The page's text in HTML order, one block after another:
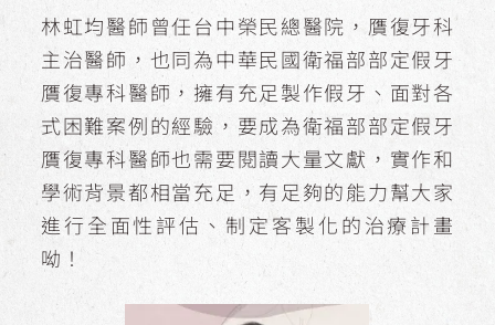
林虹均醫師曾任台中榮民總醫院，贋復牙科
主治醫師，也同為中華民國衛福部部定假牙
贋復專科醫師，擁有充足製作假牙、面對各
式困難案例的經驗，要成為衛福部部定假牙
贋復專科醫師也需要閱讀大量文獻，實作和
學術背景都相當充足，有足夠的能力幫大家
進行全面性評估、制定客製化的治療計畫
呦！